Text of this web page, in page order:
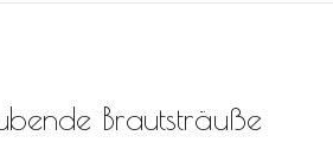
Brautsträuße